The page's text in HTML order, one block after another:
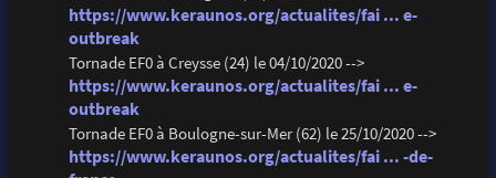
https://www.keraunos.org/actualites/fai ... e-
outbreak
Tornade EF0 à Creysse (24) le 04/10/2020 -->
https://www.keraunos.org/actualites/fai ... e-
outbreak
Tornade EF0 à Boulogne-sur-Mer (62) le 25/10/2020 -->
https://www.keraunos.org/actualites/fai ... -de-